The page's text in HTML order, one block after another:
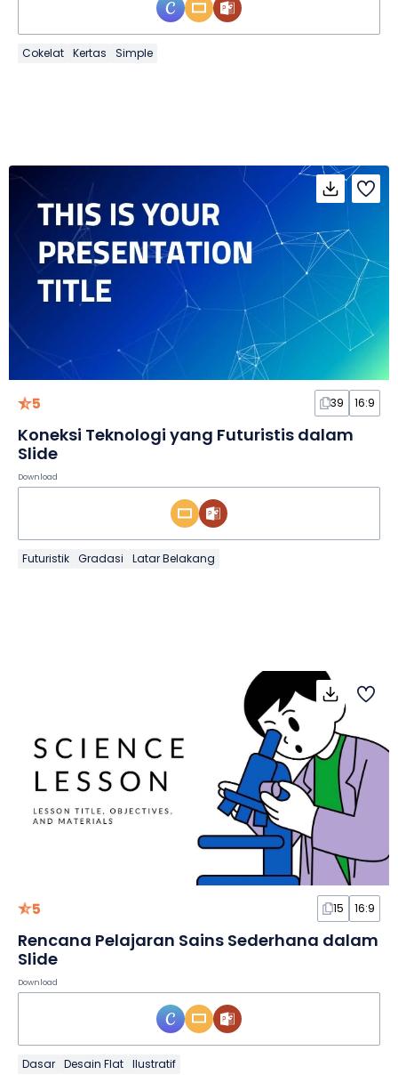
Cokelat Kertas Simple
5 39 16:9
Koneksi Teknologi yang Futuristis dalam
Slide
Download
Futuristik Gradasi Latar Belakang
5 15 16:9
Rencana Pelajaran Sains Sederhana dalam
Slide
Download
Dasar Desain Flat Ilustratif